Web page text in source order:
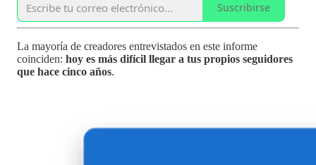
Suscribirse
La mayoría de creadores entrevistados en este informe
coinciden: hoy es más difícil llegar a tus propios seguidores
que hace cinco años.